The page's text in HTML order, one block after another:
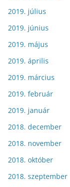
2019. július
2019. június
2019. május
2019. április
2019. március
2019. február
2019. január
2018. december
2018. november
2018. október
2018. szeptember